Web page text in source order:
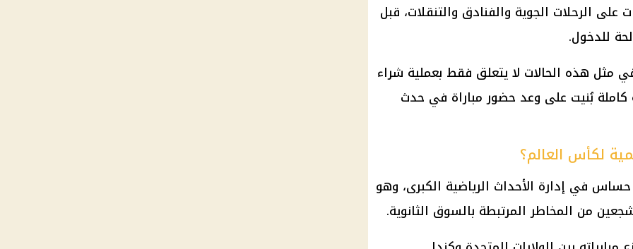
على الرحلات الجوية والفنادق والتنقلات، قبل
للدخول.
مثل هذه الحالات لا يتعلق فقط بعملية شراء
كاملة بُنيت على وعد حضور مباراة في حدث
لكأس العالم؟
في إدارة الأحداث الرياضية الكبرى، وهو
من المخاطر المرتبطة بالسوق الثانوية.